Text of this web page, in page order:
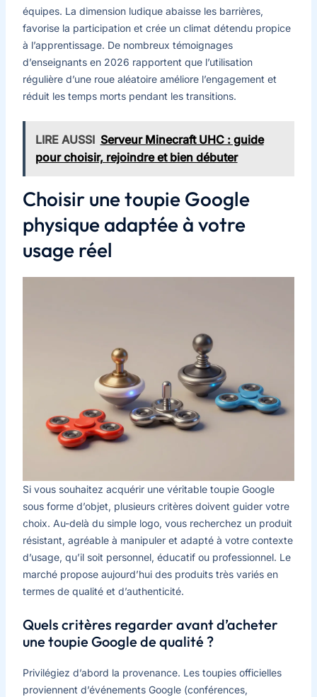
équipes. La dimension ludique abaisse les barrières,
favorise la participation et crée un climat détendu propice
à l’apprentissage. De nombreux témoignages
d’enseignants en 2026 rapportent que l’utilisation
régulière d’une roue aléatoire améliore l’engagement et
réduit les temps morts pendant les transitions.
LIRE AUSSI Serveur Minecraft UHC : guide
pour choisir, rejoindre et bien débuter
Choisir une toupie Google
physique adaptée à votre
usage réel
Si vous souhaitez acquérir une véritable toupie Google
sous forme d’objet, plusieurs critères doivent guider votre
choix. Au-delà du simple logo, vous recherchez un produit
résistant, agréable à manipuler et adapté à votre contexte
d’usage, qu’il soit personnel, éducatif ou professionnel. Le
marché propose aujourd’hui des produits très variés en
termes de qualité et d’authenticité.
Quels critères regarder avant d’acheter
une toupie Google de qualité ?
Privilégiez d’abord la provenance. Les toupies officielles
proviennent d’événements Google (conférences,